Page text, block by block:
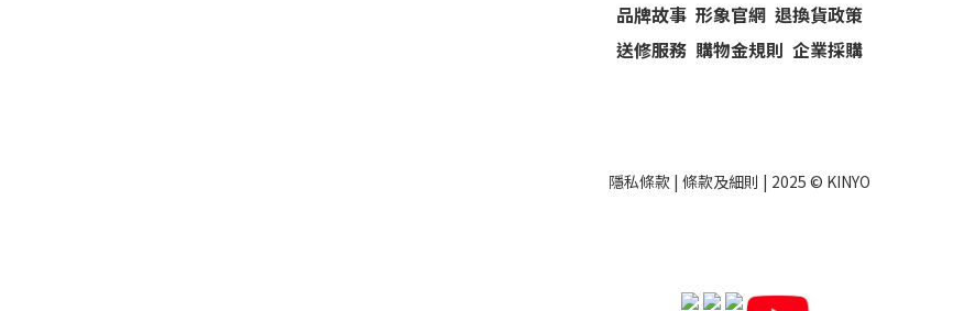
品牌故事 形象官網 退換貨政策
送修服務 購物金規則 企業採購
隱私條款 | 條款及細則 | 2025 © KINYO